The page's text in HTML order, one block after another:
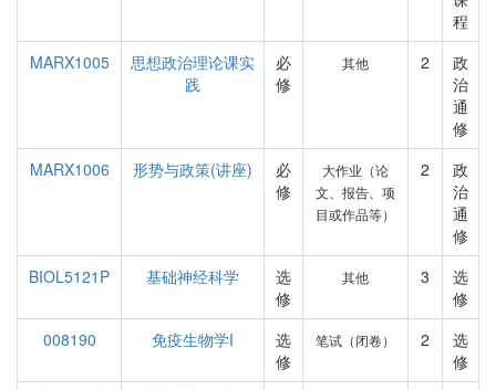
程
MARX1005
思想政治理论课实
践
必
修
其他 2
政
治
通
修
MARX1006
形势与政策(讲座)
必
修
大作业（论
文、报告、项
目或作品等）
2
政
治
通
修
BIOL5121P
基础神经科学
选
修
其他 3
选
修
008190
免疫生物学I
选
修
笔试（闭卷） 2
选
修